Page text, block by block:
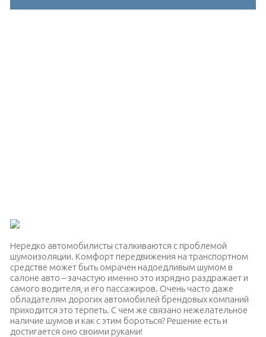
Нередко автомобилисты сталкиваются с проблемой
шумоизоляции. Комфорт передвижения на транспортном
средстве может быть омрачен надоедливым шумом в
салоне авто – зачастую именно это изрядно раздражает и
самого водителя, и его пассажиров. Очень часто даже
обладателям дорогих автомобилей брендовых компаний
приходится это терпеть. С чем же связано нежелательное
наличие шумов и как с этим бороться? Решение есть и
достигается оно своими руками!